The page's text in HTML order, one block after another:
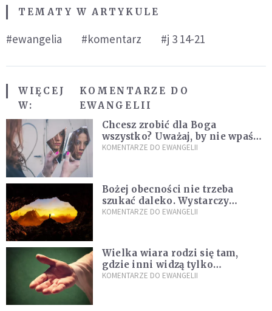
TEMATY W ARTYKULE
#ewangelia #komentarz #j 3 14-21
WIĘCEJ
W:
KOMENTARZE DO
EWANGELII
Chcesz zrobić dla Boga
wszystko? Uważaj, by nie wpaść
w groźną pułapkę
KOMENTARZE DO EWANGELII
Bożej obecności nie trzeba
szukać daleko. Wystarczy
nauczyć się słuchać
KOMENTARZE DO EWANGELII
Wielka wiara rodzi się tam,
gdzie inni widzą tylko
przeszkody
KOMENTARZE DO EWANGELII